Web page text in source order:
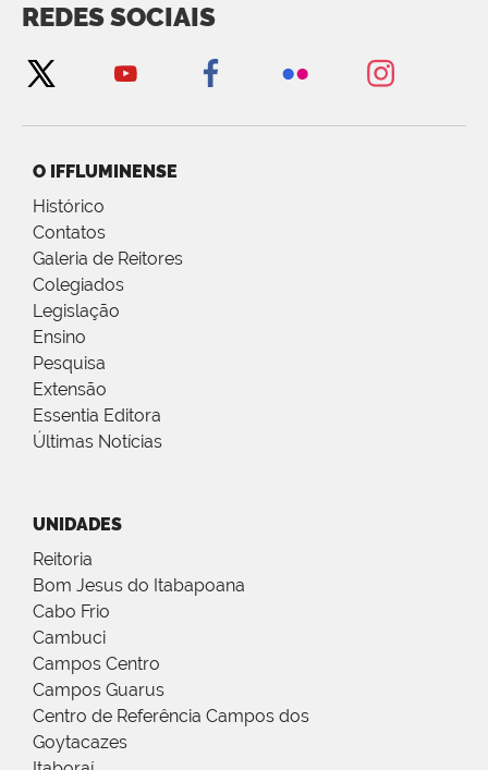
REDES SOCIAIS
O IFFLUMINENSE
Histórico
Contatos
Galeria de Reitores
Colegiados
Legislação
Ensino
Pesquisa
Extensão
Essentia Editora
Últimas Notícias
UNIDADES
Reitoria
Bom Jesus do Itabapoana
Cabo Frio
Cambuci
Campos Centro
Campos Guarus
Centro de Referência Campos dos
Goytacazes